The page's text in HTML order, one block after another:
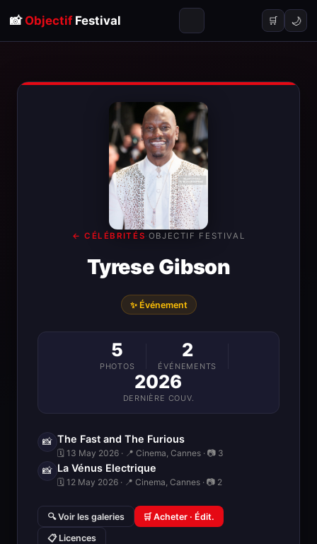
📸 ObjectifFestival 🛒 🌙
← CÉLÉBRITÉS· OBJECTIF FESTIVAL
Tyrese Gibson
✨ Événement
5
PHOTOS
2
ÉVÉNEMENTS
2026
DERNIÈRE COUV.
📸 The Fast and The Furious
🗓 13 May 2026 · 📍 Cinema, Cannes · 📷 3
📸 La Vénus Electrique
🗓 12 May 2026 · 📍 Cinema, Cannes · 📷 2
🔍 Voir les galeries 🛒 Acheter · Édit.
📋 Licences